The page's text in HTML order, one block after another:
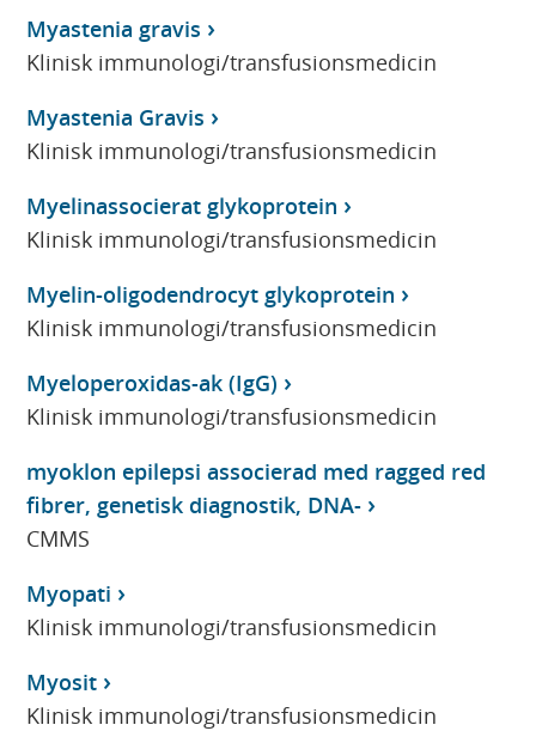
Myastenia gravis
Klinisk immunologi/transfusionsmedicin
Myastenia Gravis
Klinisk immunologi/transfusionsmedicin
Myelinassocierat glykoprotein
Klinisk immunologi/transfusionsmedicin
Myelin-oligodendrocyt glykoprotein
Klinisk immunologi/transfusionsmedicin
Myeloperoxidas-ak (IgG)
Klinisk immunologi/transfusionsmedicin
myoklon epilepsi associerad med ragged red
fibrer, genetisk diagnostik, DNA-
CMMS
Myopati
Klinisk immunologi/transfusionsmedicin
Myosit
Klinisk immunologi/transfusionsmedicin